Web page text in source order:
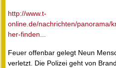
http://www.t-
online.de/nachrichten/panorama/
her-finden...
Feuer offenbar gelegt Neun
verletzt. Die Polizei geht von